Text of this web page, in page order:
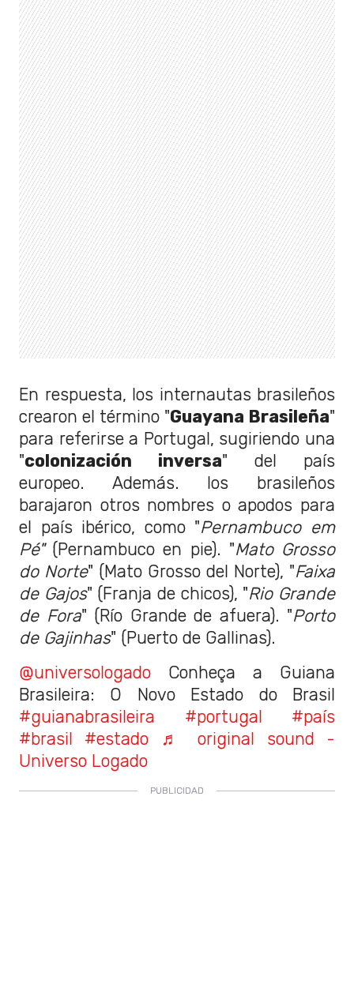
En respuesta, los internautas brasileños
crearon el término "Guayana Brasileña"
para referirse a Portugal, sugiriendo una
"colonización inversa" del país
europeo. Además. los brasileños
barajaron otros nombres o apodos para
el país ibérico, como "Pernambuco em
Pé"(Pernambuco en pie). "Mato Grosso
do Norte" (Mato Grosso del Norte), "Faixa
de Gajos" (Franja de chicos), "Rio Grande
de Fora" (Río Grande de afuera). "Porto
de Gajinhas" (Puerto de Gallinas).
@universologado Conheça a Guiana
Brasileira: O Novo Estado do Brasil
#guianabrasileira
#portugal
#país
#brasil
#estado
♬ original sound -
Universo Logado